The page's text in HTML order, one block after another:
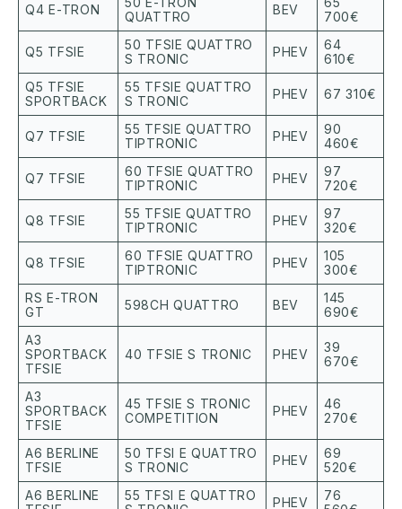
Q4 E-TRON
QUATTRO
BEV
700€
Q5 TFSIE
50 TFSIE QUATTRO
S TRONIC
PHEV
64
610€
Q5 TFSIE
SPORTBACK
55 TFSIE QUATTRO
S TRONIC
PHEV 67 310€
Q7 TFSIE
55 TFSIE QUATTRO
TIPTRONIC
PHEV
90
460€
Q7 TFSIE
60 TFSIE QUATTRO
TIPTRONIC
PHEV
97
720€
Q8 TFSIE
55 TFSIE QUATTRO
TIPTRONIC
PHEV
97
320€
Q8 TFSIE
60 TFSIE QUATTRO
TIPTRONIC
PHEV
105
300€
RS E-TRON
GT
598CH QUATTRO BEV
145
690€
A3
SPORTBACK
TFSIE
40 TFSIE S TRONIC PHEV
39
670€
A3
SPORTBACK
TFSIE
45 TFSIE S TRONIC
COMPETITION
PHEV
46
270€
A6 BERLINE
TFSIE
50 TFSI E QUATTRO
S TRONIC
PHEV
69
520€
A6 BERLINE
55 TFSI E QUATTRO
PHEV
76